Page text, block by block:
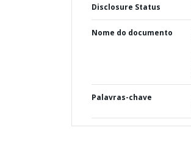
Disclosure Status
Nome do documento
Palavras-chave